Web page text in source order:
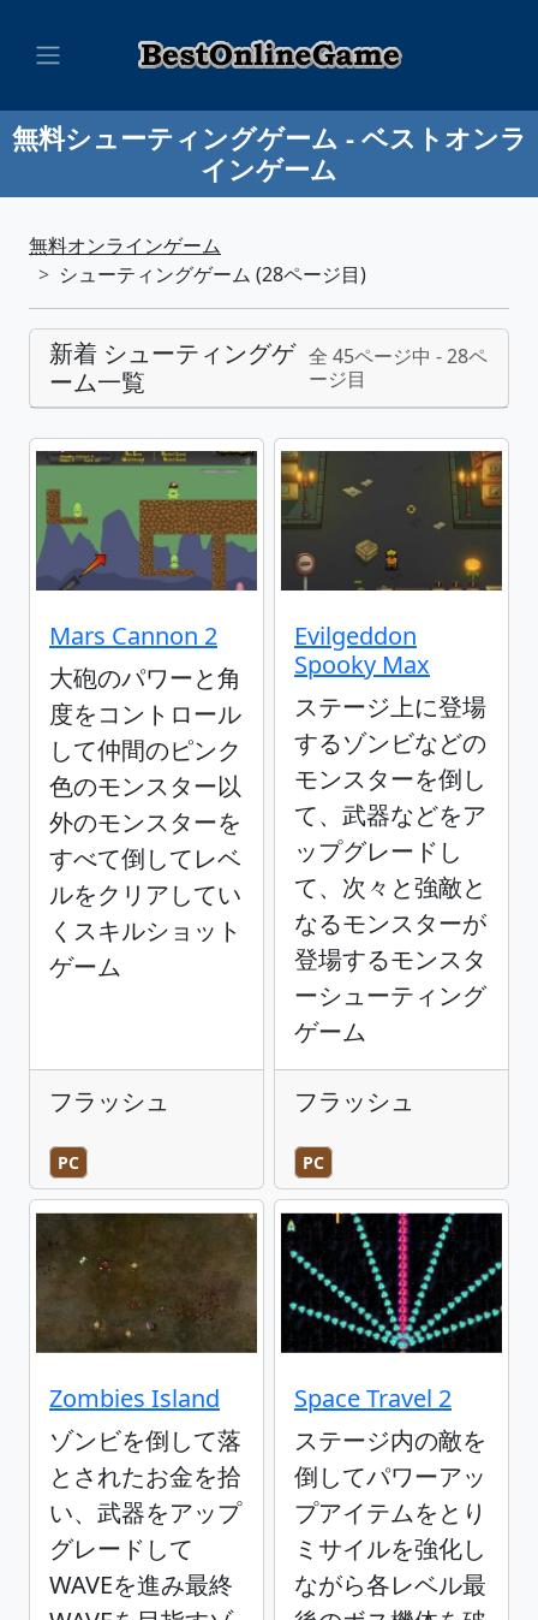
無料シューティングゲーム - ベストオンラ
インゲーム
無料オンラインゲーム
シューティングゲーム (28ページ目)
新着 シューティングゲ
ーム一覧
全 45ページ中 - 28ペ
ージ目
Mars Cannon 2
大砲のパワーと角
度をコントロール
して仲間のピンク
色のモンスター以
外のモンスターを
すべて倒してレベ
ルをクリアしてい
くスキルショット
ゲーム
フラッシュ
PC
Evilgeddon
Spooky Max
ステージ上に登場
するゾンビなどの
モンスターを倒し
て、武器などをア
ップグレードし
て、次々と強敵と
なるモンスターが
登場するモンスタ
ーシューティング
ゲーム
フラッシュ
PC
Zombies Island
ゾンビを倒して落
とされたお金を拾
い、武器をアップ
グレードして
WAVEを進み最終
Space Travel 2
ステージ内の敵を
倒してパワーアッ
プアイテムをとり
ミサイルを強化し
ながら各レベル最